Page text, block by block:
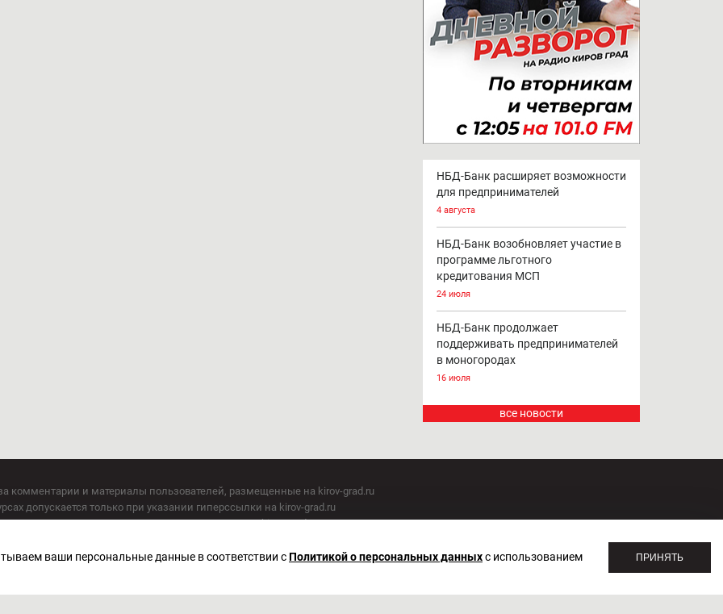
НБД-Банк расширяет возможности
для предпринимателей
4 августа
НБД-Банк возобновляет участие в
программе льготного
кредитования МСП
24 июля
НБД-Банк продолжает
поддерживать предпринимателей
в моногородах
16 июля
все новости
комментарии и материалы пользователей, размещенные на kirov-grad.ru
допускается только при указании гиперссылки на kirov-grad.ru
СМИ допускается только при указании на ресурс: kirov-grad.ru
по надзору в сфере связи, информационных технологий и массовых коммуникаций 20.07.2018. Регистрационный номер ЭЛ №
ваши персональные данные в соответствии сПолитикой о персональных данныхс использованием ПРИНЯТЬ